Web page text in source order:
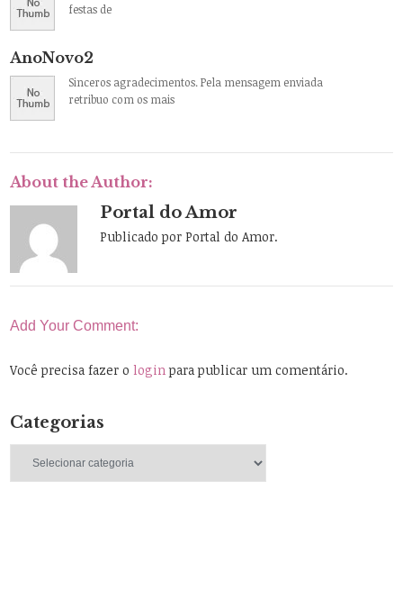
festas de
AnoNovo2
Sinceros agradecimentos. Pela mensagem enviada
retribuo com os mais
About the Author:
Portal do Amor
Publicado por Portal do Amor.
Add Your Comment:
Você precisa fazer ologin para publicar um comentário.
Categorias